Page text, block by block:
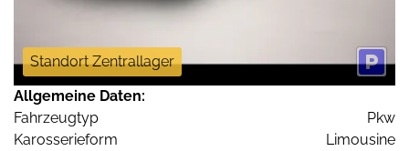
Standort Zentrallager
Allgemeine Daten:
Fahrzeugtyp
Pkw
Karosserieform
Limousine